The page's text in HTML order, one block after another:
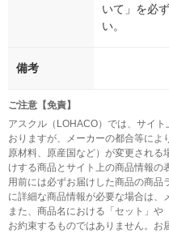
いて」を必
い。
備考
ご注意【免責】
アスクル（LOHACO）では、サイ
おりますが、メーカーの都合等によ
原材料、原産国など）が変更される
けする商品とサイト上の商品情報の
用前には必ずお届けした商品の商品
に詳細な商品情報が必要な場合は、
また、商品名における「セット」
お約束するものではありません。お